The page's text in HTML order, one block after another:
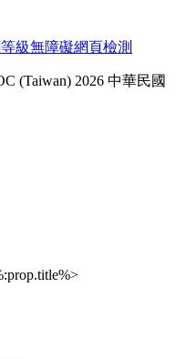
(Taiwan) 2026 中華民國